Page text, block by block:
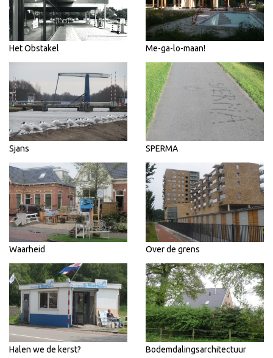
Het Obstakel Me-ga-lo-maan!
Sjans SPERMA
Waarheid Over de grens
Halen we de kerst? Bodemdalingsarchitectuur